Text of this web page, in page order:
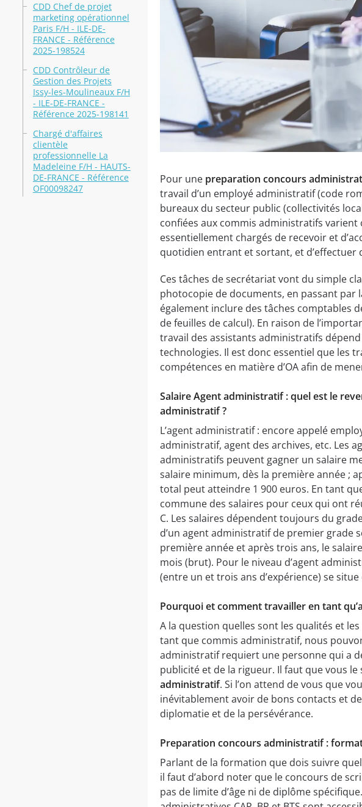
CDD Chef de projet
marketing opérationnel
Paris F/H - ILE-DE-
FRANCE - Référence
2025-198524
CDD Contrôleur de
Gestion des Projets
Issy-les-Moulineaux F/H
- ILE-DE-FRANCE -
Référence 2025-198141
Chargé d'affaires
clientèle
professionnelle La
Madeleine F/H - HAUTS-
DE-FRANCE - Référence
OF00098247
Pour une preparation concours
travail d’un employé administratif (code
bureaux du secteur public (collectivités
confiées aux commis administratifs
essentiellement chargés de recevoir et
quotidien entrant et sortant, et d’effectuer
Ces tâches de secrétariat vont du simple
photocopie de documents, en passant par
également inclure des tâches comptables
de feuilles de calcul). En raison de
travail des assistants administratifs
technologies. Il est donc essentiel que les
compétences en matière d’OA afin de
Salaire Agent administratif : quel est le
administratif ?
L’agent administratif : encore appelé
administratif, agent des archives, etc. Les
administratifs peuvent gagner un salaire
salaire minimum, dès la première année ;
total peut atteindre 1 900 euros. En tant
commune des salaires pour ceux qui ont
C. Les salaires dépendent toujours du
d’un agent administratif de premier grade
première année et après trois ans, le
mois (brut). Pour le niveau d’agent
(entre un et trois ans d’expérience) se
Pourquoi et comment travailler en tant
A la question quelles sont les qualités et
tant que commis administratif, nous
administratif requiert une personne qui a
publicité et de la rigueur. Il faut que vous
administratif. Si l’on attend de vous que
inévitablement avoir de bons contacts et
diplomatie et de la persévérance.
Preparation concours administratif :
Parlant de la formation que dois suivre
il faut d’abord noter que le concours de
pas de limite d’âge ni de diplôme